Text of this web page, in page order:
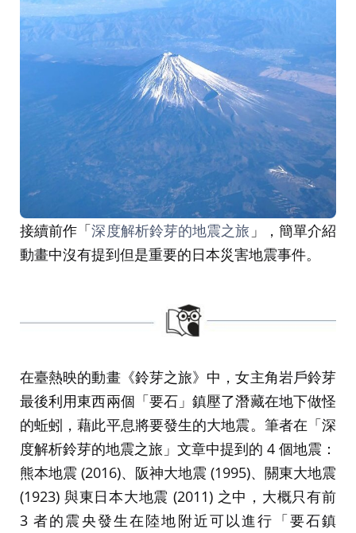
接續前作「深度解析鈴芽的地震之旅 」，簡單介紹
動畫中沒有提到但是重要的日本災害地震事件。
在臺熱映的動畫《鈴芽之旅》中，女主角岩戶鈴芽
最後利用東西兩個「要石」鎮壓了潛藏在地下做怪
的蚯蚓，藉此平息將要發生的大地震。筆者在「深
度解析鈴芽的地震之旅」文章中提到的 4 個地震：
熊本地震 (2016)、阪神大地震 (1995)、關東大地震
(1923) 與東日本大地震 (2011) 之中，大概只有前
3 者的震央發生在陸地附近可以進行「要石鎮